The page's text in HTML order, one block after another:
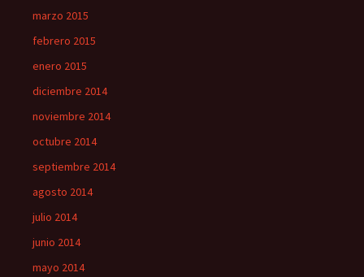
marzo 2015
febrero 2015
enero 2015
diciembre 2014
noviembre 2014
octubre 2014
septiembre 2014
agosto 2014
julio 2014
junio 2014
mayo 2014